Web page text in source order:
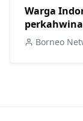
Warga
Borneo